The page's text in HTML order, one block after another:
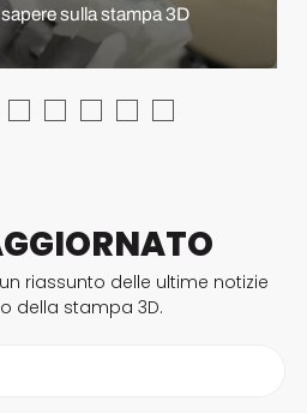
sulla stampa 3D
riassunto delle ultime notizie
della stampa 3D.